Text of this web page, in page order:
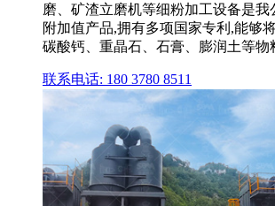
磨、矿渣立磨机等细粉加工设备是我
附加值产品,拥有多项国家专利,能够
碳酸钙、重晶石、石膏、膨润土等物
联系电话: 180 3780 8511